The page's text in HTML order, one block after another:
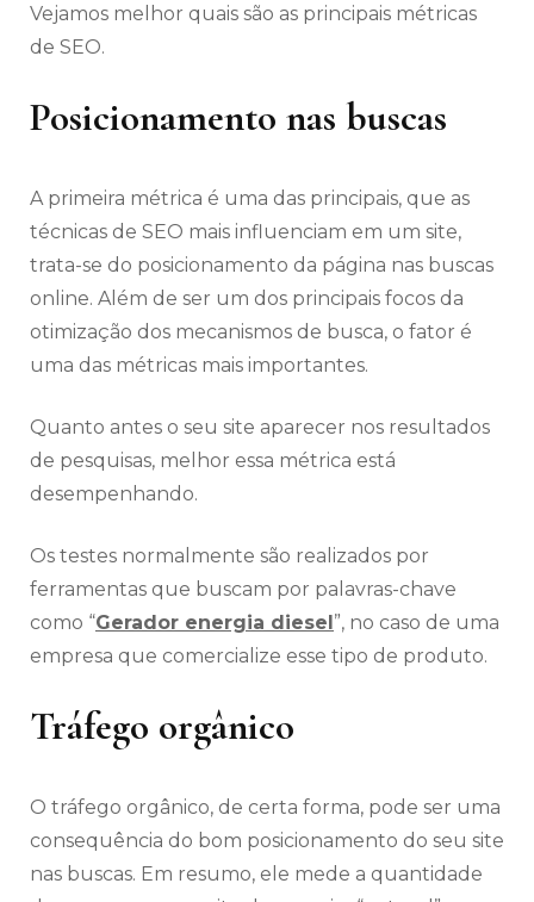
Vejamos melhor quais são as principais métricas
de SEO.
Posicionamento nas buscas
A primeira métrica é uma das principais, que as
técnicas de SEO mais influenciam em um site,
trata-se do posicionamento da página nas buscas
online. Além de ser um dos principais focos da
otimização dos mecanismos de busca, o fator é
uma das métricas mais importantes.
Quanto antes o seu site aparecer nos resultados
de pesquisas, melhor essa métrica está
desempenhando.
Os testes normalmente são realizados por
ferramentas que buscam por palavras-chave
como “Gerador energia diesel”, no caso de uma
empresa que comercialize esse tipo de produto.
Tráfego orgânico
O tráfego orgânico, de certa forma, pode ser uma
consequência do bom posicionamento do seu site
nas buscas. Em resumo, ele mede a quantidade